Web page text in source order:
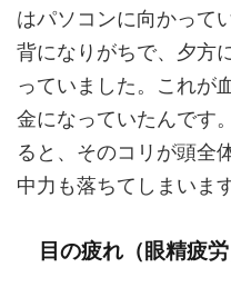
はパソコンに向かって
背になりがちで、夕方
っていました。これが
金になっていたんです
ると、そのコリが頭全
中力も落ちてしまいます
目の疲れ（眼精疲